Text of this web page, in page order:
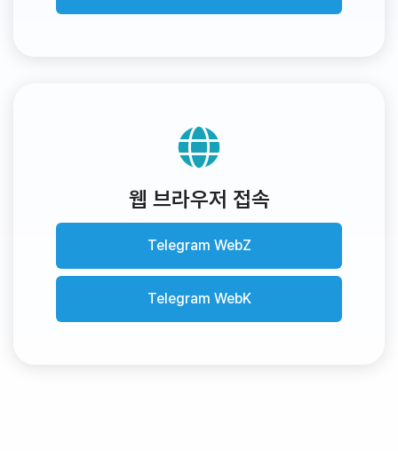
웹 브라우저 접속
Telegram WebZ
Telegram WebK